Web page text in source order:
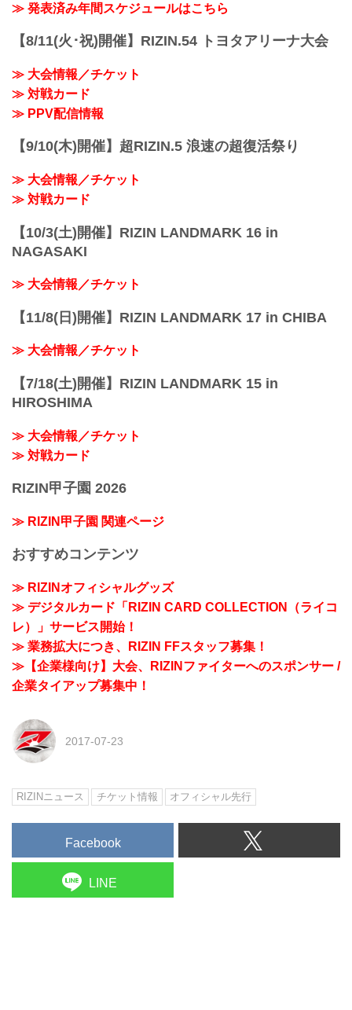
≫ 発表済み年間スケジュールはこちら
【8/11(火･祝)開催】RIZIN.54 トヨタアリーナ大会
≫ 大会情報／チケット
≫ 対戦カード
≫ PPV配信情報
【9/10(木)開催】超RIZIN.5 浪速の超復活祭り
≫ 大会情報／チケット
≫ 対戦カード
【10/3(土)開催】RIZIN LANDMARK 16 in
NAGASAKI
≫ 大会情報／チケット
【11/8(日)開催】RIZIN LANDMARK 17 in CHIBA
≫ 大会情報／チケット
【7/18(土)開催】RIZIN LANDMARK 15 in
HIROSHIMA
≫ 大会情報／チケット
≫ 対戦カード
RIZIN甲子園 2026
≫ RIZIN甲子園 関連ページ
おすすめコンテンツ
≫ RIZINオフィシャルグッズ
≫ デジタルカード「RIZIN CARD COLLECTION（ライコ
レ）」サービス開始！
≫ 業務拡大につき、RIZIN FFスタッフ募集！
≫【企業様向け】大会、RIZINファイターへのスポンサー /
企業タイアップ募集中！
2017-07-23
RIZINニュース チケット情報 オフィシャル先行
Facebook
LINE